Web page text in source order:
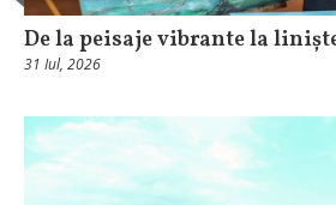
De la peisaje vibrante la
31 Iul, 2026